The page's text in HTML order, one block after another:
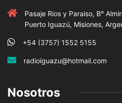
Pasaje Rios y Paraiso, B°
Puerto Iguazú, Misiones,
+54 (3757) 1552 5155
radioiguazu@hotmail.com
Nosotros